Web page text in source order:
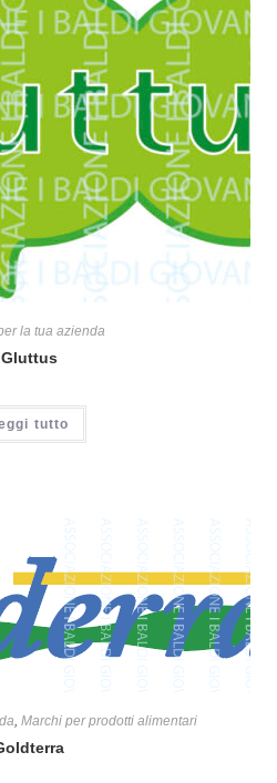
la tua azienda
Gluttus
tutto
, Marchi per prodotti alimentari